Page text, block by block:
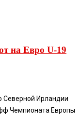
на Евро U-19
Северной Ирландии
Чемпионата Европы